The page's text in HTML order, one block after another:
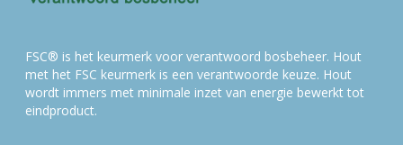
FSC® is het keurmerk voor verantwoord bosbeheer. Hout
met het FSC keurmerk is een verantwoorde keuze. Hout
wordt immers met minimale inzet van energie bewerkt tot
eindproduct.